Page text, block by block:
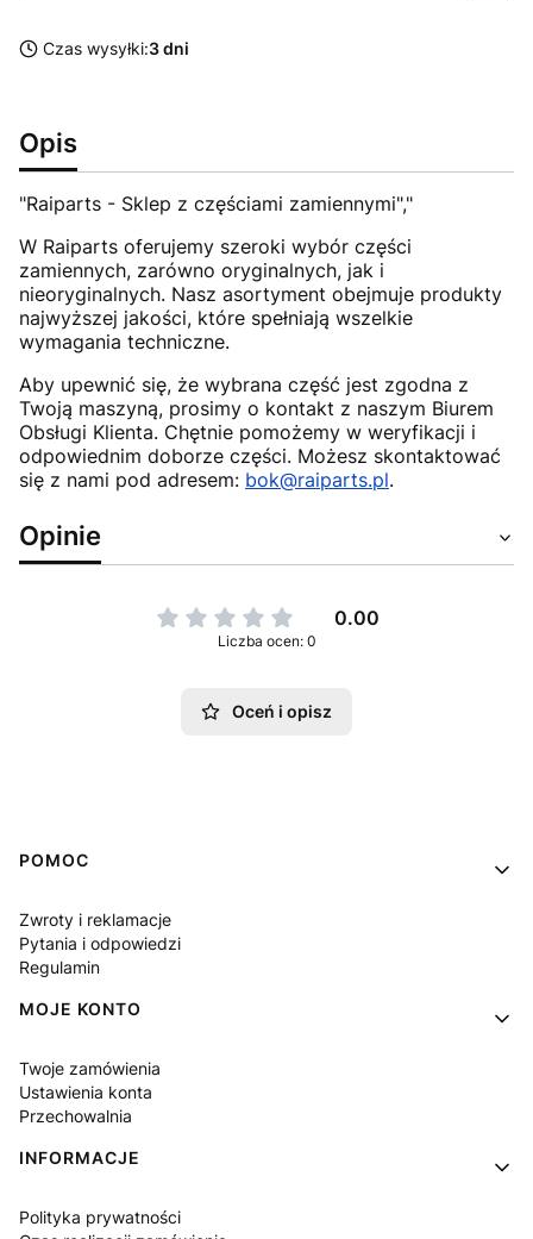
Czas wysyłki:3 dni
Opis
"Raiparts - Sklep z częściami zamiennymi","
W Raiparts oferujemy szeroki wybór części
zamiennych, zarówno oryginalnych, jak i
nieoryginalnych. Nasz asortyment obejmuje produkty
najwyższej jakości, które spełniają wszelkie
wymagania techniczne.
Aby upewnić się, że wybrana część jest zgodna z
Twoją maszyną, prosimy o kontakt z naszym Biurem
Obsługi Klienta. Chętnie pomożemy w weryfikacji i
odpowiednim doborze części. Możesz skontaktować
się z nami pod adresem: bok@raiparts.pl.
Opinie
0.00
Liczba ocen: 0
Oceń i opisz
Linki w stopce
POMOC
Zwroty i reklamacje
Pytania i odpowiedzi
Regulamin
MOJE KONTO
Twoje zamówienia
Ustawienia konta
Przechowalnia
INFORMACJE
Polityka prywatności